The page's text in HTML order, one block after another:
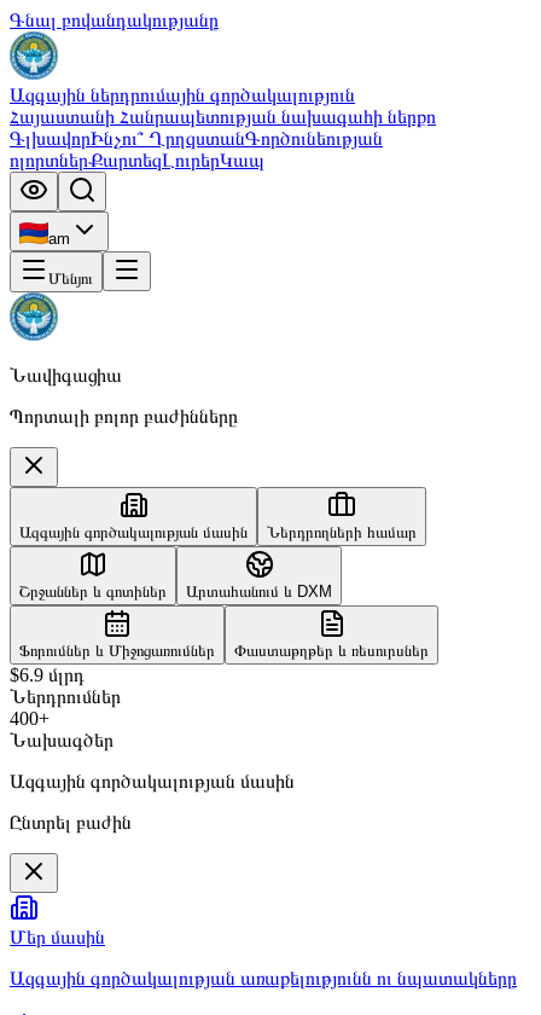
Գնալ բովանդակությանը
Ազգային ներդրումային գործակալություն
Հայաստանի Հանրապետության նախագահի ներքո
ԳլխավորԻնչու՞ ՂրղզստանԳործունեության
ոլորտներՔարտեզԼուրերԿապ
am
Մենյու
Նավիգացիա
Պորտալի բոլոր բաժինները
Ազգային գործակալության մասին Ներդրողների համար
Շրջաններ և գոտիներ Արտահանում և DXM
Ֆորումներ և Միջոցառումներ Փաստաթղթեր և ռեսուրսներ
$6.9 մլրդ
Ներդրումներ
400+
Նախագծեր
Ազգային գործակալության մասին
Ընտրել բաժին
Մեր մասին
Ազգային գործակալության առաքելությունն ու նպատակները